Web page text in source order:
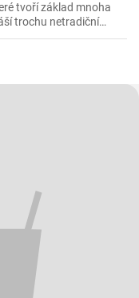
tvoří základ mnoha
trochu netradiční
si zachovává tradiční